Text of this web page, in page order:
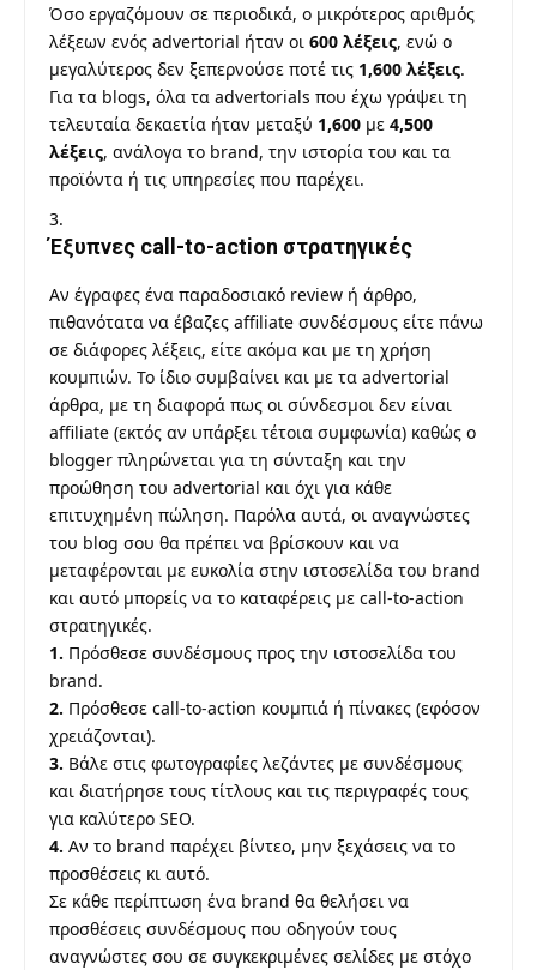
Όσο εργαζόμουν σε περιοδικά, ο μικρότερος αριθμός
λέξεων ενός advertorial ήταν οι 600 λέξεις, ενώ ο
μεγαλύτερος δεν ξεπερνούσε ποτέ τις 1,600 λέξεις.
Για τα blogs, όλα τα advertorials που έχω γράψει τη
τελευταία δεκαετία ήταν μεταξύ 1,600 με 4,500
λέξεις, ανάλογα το brand, την ιστορία του και τα
προϊόντα ή τις υπηρεσίες που παρέχει.
Έξυπνες call-to-action στρατηγικές
Αν έγραφες ένα παραδοσιακό review ή άρθρο,
πιθανότατα να έβαζες affiliate συνδέσμους είτε πάνω
σε διάφορες λέξεις, είτε ακόμα και με τη χρήση
κουμπιών. Το ίδιο συμβαίνει και με τα advertorial
άρθρα, με τη διαφορά πως οι σύνδεσμοι δεν είναι
affiliate (εκτός αν υπάρξει τέτοια συμφωνία) καθώς ο
blogger πληρώνεται για τη σύνταξη και την
προώθηση του advertorial και όχι για κάθε
επιτυχημένη πώληση. Παρόλα αυτά, οι αναγνώστες
του blog σου θα πρέπει να βρίσκουν και να
μεταφέρονται με ευκολία στην ιστοσελίδα του brand
και αυτό μπορείς να το καταφέρεις με call-to-action
στρατηγικές.
1. Πρόσθεσε συνδέσμους προς την ιστοσελίδα του
brand.
2. Πρόσθεσε call-to-action κουμπιά ή πίνακες (εφόσον
χρειάζονται).
3. Βάλε στις φωτογραφίες λεζάντες με συνδέσμους
και διατήρησε τους τίτλους και τις περιγραφές τους
για καλύτερο SEO.
4. Αν το brand παρέχει βίντεο, μην ξεχάσεις να το
προσθέσεις κι αυτό.
Σε κάθε περίπτωση ένα brand θα θελήσει να
προσθέσεις συνδέσμους που οδηγούν τους
αναγνώστες σου σε συγκεκριμένες σελίδες με στόχο